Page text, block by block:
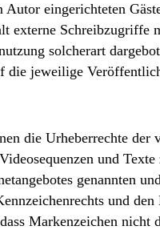
eingerichteten
externe
solcherart
die jeweilige
die Urheberrechte der
und
genannten
und
Markenzeichen